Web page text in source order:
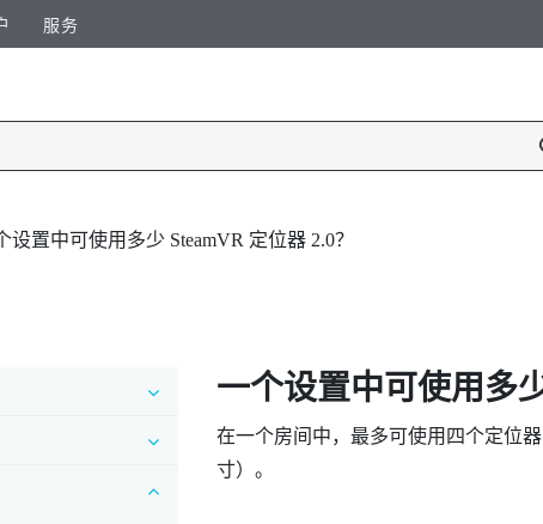
服务
设置中可使用多少 SteamVR 定位器 2.0？
一个设置中可使用多
在一个房间中，最多可使用四个定位
寸）。